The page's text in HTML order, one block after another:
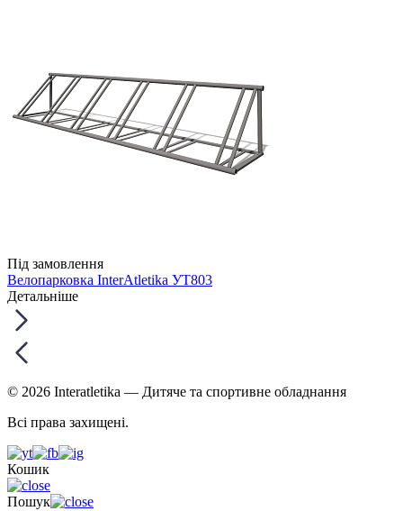
Під замовлення
Велопарковка InterAtletika УТ803
Детальніше
© 2026 Interatletika — Дитяче та спортивне обладнання
Всі права захищені.
Кошик
Пошук